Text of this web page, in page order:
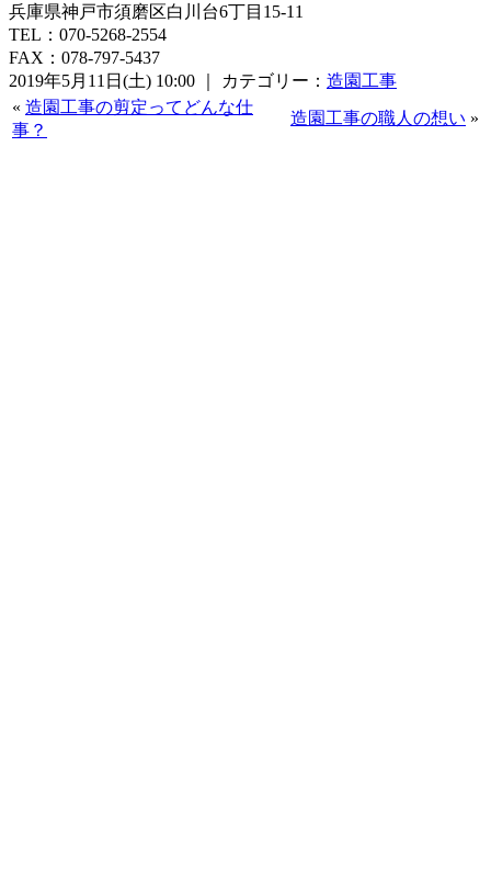
兵庫県神戸市須磨区白川台6丁目15-11
TEL：070-5268-2554
FAX：078-797-5437
2019年5月11日(土) 10:00 ｜ カテゴリー： 造園工事
« 造園工事の剪定ってどんな仕
事？
造園工事の職人の想い »